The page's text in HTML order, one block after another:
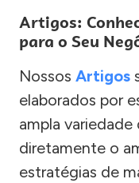
Artigos:
para o Seu
Nossos Artigos
elaborados por
ampla
diretamente o
estratégias de